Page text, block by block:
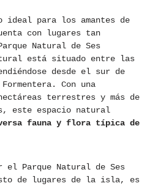
ideal para los amantes de
con lugares tan
Natural de Ses
está situado entre las
desde el sur de
Con una
terrestres y más de
este espacio natural
fauna y flora típica de
el Parque Natural de Ses
de lugares de la isla, es